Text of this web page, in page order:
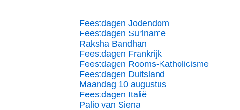
Feestdagen Jodendom
Feestdagen Suriname
Raksha Bandhan
Feestdagen Frankrijk
Feestdagen Rooms-Katholicisme
Feestdagen Duitsland
Maandag 10 augustus
Feestdagen Italië
Palio van Siena